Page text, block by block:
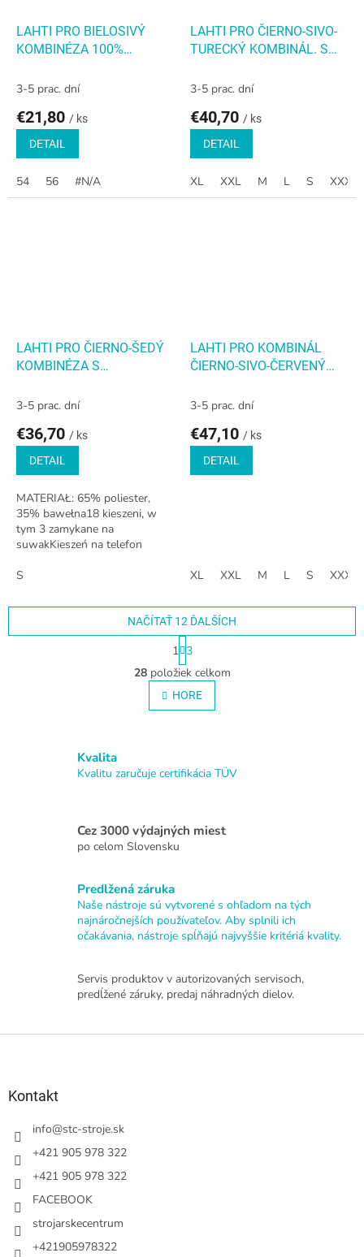
LAHTI PRO BIELOSIVÝ
KOMBINÉZA 100%
3-5 prac. dní
€21,80 / ks
DETAIL
54 56 #N/A
LAHTI PRO ČIERNO-SIVO-
TURECKÝ KOMBINÁL. S
3-5 prac. dní
€40,70 / ks
DETAIL
XL XXL M L S XXXL
LAHTI PRO ČIERNO-ŠEDÝ
KOMBINÉZA S
3-5 prac. dní
€36,70 / ks
DETAIL
MATERIAŁ: 65% poliester,
35% bawełna18 kieszeni, w
tym 3 zamykane na
suwakKieszeń na telefon
wentylacyjne w kroku
powietrzaPasy...
S
LAHTI PRO KOMBINÁL
ČIERNO-SIVO-ČERVENÝ
REFLEXOM
3-5 prac. dní
€47,10 / ks
DETAIL
XL XXL M L S XXXL
O
v
l
á
i
v
p
i
s
NAČÍTAŤ 12 ĎALŠÍCH
t
r
á
n
k
n
i
1 3
28položiek celkom
HORE
Kvalita
Kvalitu zaručuje certifikácia TÜV
Cez 3000 výdajných miest
po celom Slovensku
Predlžená záruka
Naše nástroje sú vytvorené s ohľadom na tých
najnáročnejších používateľov. Aby splnili ich
očakávania, nástroje spĺňajú najvyššie kritériá kvality.
Servis produktov v autorizovaných servisoch,
predĺžené záruky, predaj náhradných dielov.
Kontakt
info@stc-stroje.sk
+421 905 978 322
+421 905 978 322
FACEBOOK
strojarskecentrum
+421905978322